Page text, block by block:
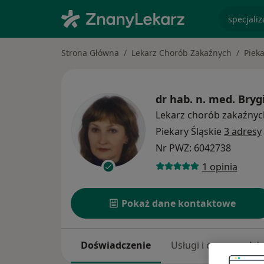
Strona Główna Lekarz Chorób Zakaźnych
dr hab. n. med.
Lekarz chorób
Piekary Śląskie 3 adresy
Nr PWZ: 6042738
1 opinia
Pokaż dane kontaktowe
Doświadczenie Usługi i ceny